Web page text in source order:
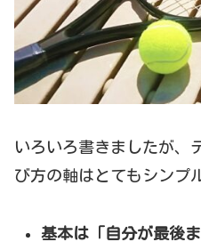
いろいろ書きましたが、
び方の軸はとてもシンプ
基本は「自分が最後